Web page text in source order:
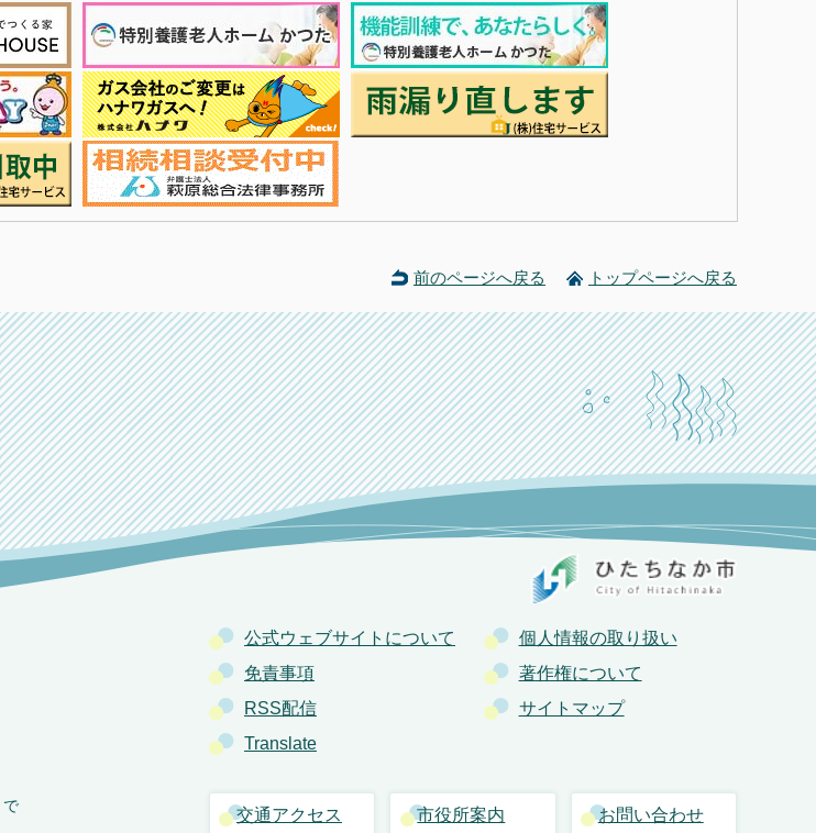
前のページへ戻る トップページへ戻る
公式ウェブサイトについて
個人情報の取り扱い
免責事項
著作権について
RSS配信
サイトマップ
Translate
交通アクセス 市役所案内 お問い合わせ
で